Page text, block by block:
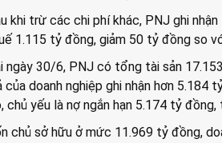
khi trừ các chi phí khác, PNJ ghi
1.115 tỷ đồng, giảm 50 tỷ đồng so
ngày 30/6, PNJ có tổng tài sản
của doanh nghiệp ghi nhận hơn 5.184
chủ yếu là nợ ngắn hạn 5.174 tỷ
chủ sở hữu ở mức 11.969 tỷ đồng,